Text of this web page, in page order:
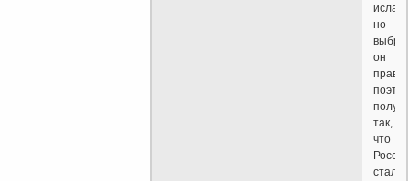
но
он
так,
что
стала